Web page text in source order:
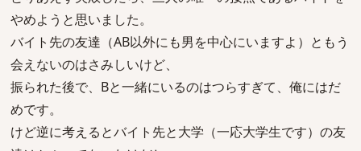
やめようと思いました。
バイト先の友達（AB以外にも男を中心にいますよ）ともう
会えないのはさみしいけど、
振られた後で、Bと一緒にいるのはつらすぎて、俺にはだ
めです。
けど逆に考えるとバイト先と大学（一応大学生です）の友